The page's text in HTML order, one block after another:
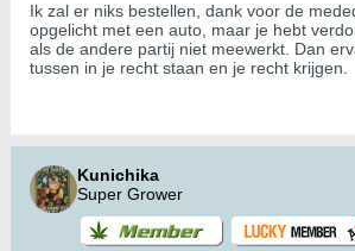
Ik zal er niks bestellen, dank voor de
opgelicht met een auto, maar je hebt
als de andere partij niet meewerkt. Dan
tussen in je recht staan en je recht krijgen.
Kunichika
Super Grower